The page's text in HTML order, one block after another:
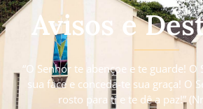
Avisos e
“O Senhor te abençoe e te guarde!
sua face e conceda-te sua graça! O
rosto para ti e te dê a paz!”